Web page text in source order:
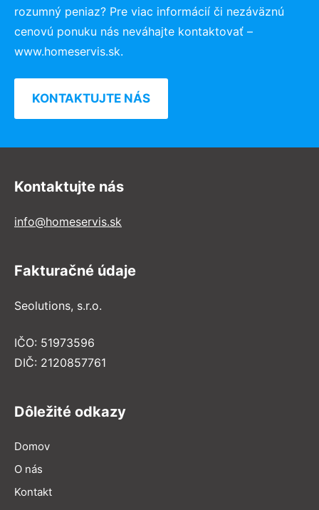
rozumný peniaz? Pre viac informácií či nezáväznú
cenovú ponuku nás neváhajte kontaktovať –
www.homeservis.sk.
KONTAKTUJTE NÁS
Kontaktujte nás
info@homeservis.sk
Fakturačné údaje
Seolutions, s.r.o.
IČO: 51973596
DIČ: 2120857761
Dôležité odkazy
Domov
O nás
Kontakt